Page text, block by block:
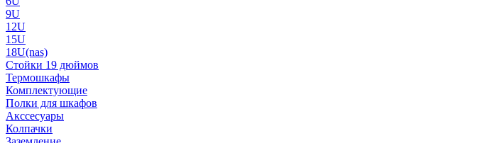
9U
12U
15U
18U(nas)
Стойки 19 дюймов
Термошкафы
Комплектующие
Полки для шкафов
Акссесуары
Колпачки